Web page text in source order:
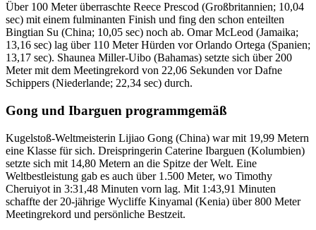
Über 100 Meter überraschte Reece Prescod (Großbritannien; 10,04
sec) mit einem fulminanten Finish und fing den schon enteilten
Bingtian Su (China; 10,05 sec) noch ab. Omar McLeod (Jamaika;
13,16 sec) lag über 110 Meter Hürden vor Orlando Ortega (Spanien;
13,17 sec). Shaunea Miller-Uibo (Bahamas) setzte sich über 200
Meter mit dem Meetingrekord von 22,06 Sekunden vor Dafne
Schippers (Niederlande; 22,34 sec) durch.
Gong und Ibarguen programmgemäß
Kugelstoß-Weltmeisterin Lijiao Gong (China) war mit 19,99 Metern
eine Klasse für sich. Dreispringerin Caterine Ibarguen (Kolumbien)
setzte sich mit 14,80 Metern an die Spitze der Welt. Eine
Weltbestleistung gab es auch über 1.500 Meter, wo Timothy
Cheruiyot in 3:31,48 Minuten vorn lag. Mit 1:43,91 Minuten
schaffte der 20-jährige Wycliffe Kinyamal (Kenia) über 800 Meter
Meetingrekord und persönliche Bestzeit.